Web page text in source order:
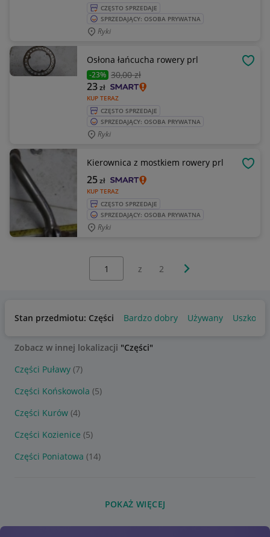
CZĘSTO SPRZEDAJE
SPRZEDAJĄCY: OSOBA PRYWATNA
Ryki
Osłona łańcucha rowery prl
-23% 30,00 zł
KUP TERAZ
23zł
CZĘSTO SPRZEDAJE
SPRZEDAJĄCY: OSOBA PRYWATNA
Ryki
Kierownica z mostkiem rowery prl
KUP TERAZ
25zł
CZĘSTO SPRZEDAJE
SPRZEDAJĄCY: OSOBA PRYWATNA
Ryki
z 2 Następna strona
Stan przedmiotu: Części Bardzo dobry Używany
Zobacz w innej lokalizacji "Części"
Części Puławy (7)
Części Końskowola (5)
Części Kurów (4)
Części Kozienice (5)
Części Poniatowa (14)
POKAŻ WIĘCEJ